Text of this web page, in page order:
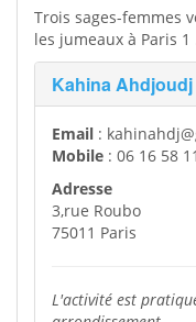
Trois sages-femmes
les jumeaux à Paris 1
Kahina Ahdjoudj
Email :
Mobile : 06 16 58
Adresse
3,rue Roubo
75011 Paris
L'activité est